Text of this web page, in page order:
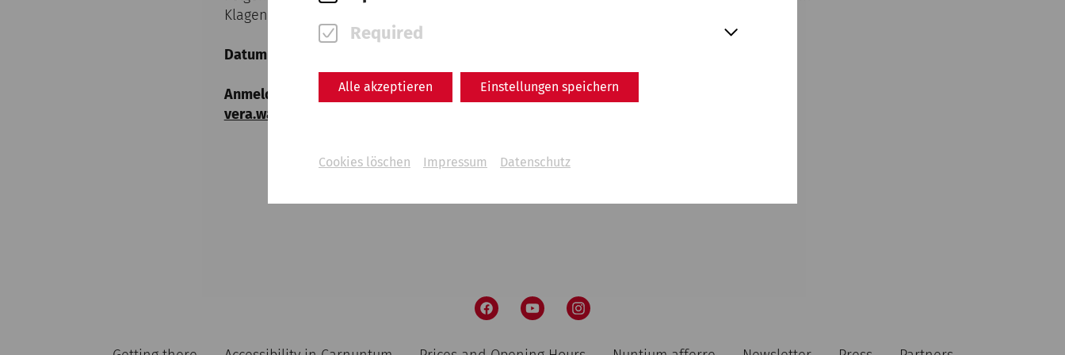
Required
Alle akzeptieren Einstellungen speichern
Cookies löschen Impressum Datenschutz
Klagenfurt, Eintritts- und Führungsgebühren
Datum: 21./22. September 2024
Anmeldung verlängert bis 31. April 2024: Tel.+43 2163 3377-766oder E-Mail:
vera.wachter@freunde-carnuntum.at